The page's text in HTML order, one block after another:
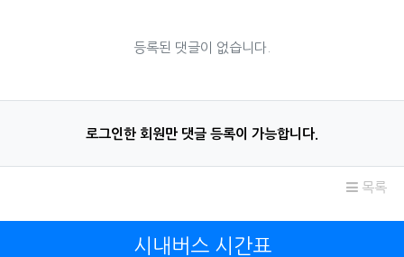
등록된 댓글이 없습니다.
로그인한 회원만 댓글 등록이 가능합니다.
목록
시내버스 시간표